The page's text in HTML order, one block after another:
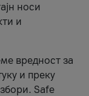
носи
и
вредност за
и преку
Safe